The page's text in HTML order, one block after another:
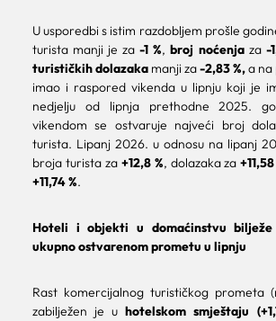
U usporedbi s istim razdobljem prošle
turista manji je za-1 %,broj noćenjaza -
turističkih dolazakamanji za-2,83 %,a na
imao i raspored vikenda u lipnju koji je
nedjelju od lipnja prethodne 2025.
vikendom se ostvaruje najveći broj
turista. Lipanj 2026. u odnosu na lipanj
broja turista za +12,8 %, dolazaka za
+11,74 %.
Hoteli i objekti u domaćinstvu
ukupno ostvarenom prometu u lipnju
Rast komercijalnog turističkog prometa
zabilježen je uhotelskom smještaju